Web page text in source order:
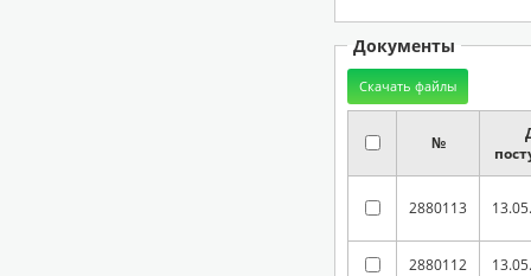
Документы
№
2880113
2880112